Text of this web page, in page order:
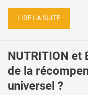
LIRE LA SUITE
NUTRITION et
de la
universel ?